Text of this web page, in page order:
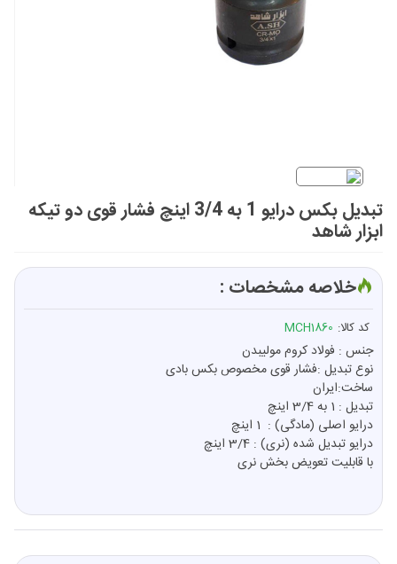
تبدیل بکس درایو 1 به 3/4 اینچ فشار قوی دو تیکه
ابزار شاهد
خلاصه مشخصات :
کد کالا: MCH1860
جنس : فولاد کروم مولیبدن
نوع تبدیل :فشار قوی مخصوص بکس بادی
ساخت:ایران
تبدیل : 1 به 3/4 اینچ
درایو اصلی (مادگی) : 1 اینچ
درایو تبدیل شده (نری) : 3/4 اینچ
با قابلیت تعویض بخش نری